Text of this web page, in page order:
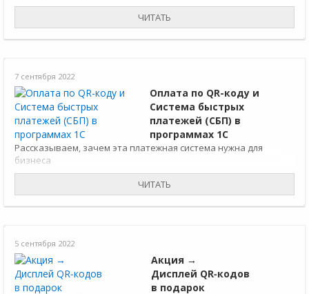
ЧИТАТЬ
7 сентября 2022
Оплата по QR-коду и
Система быстрых
платежей (СБП) в
программах 1С
Рассказываем, зачем эта платежная система нужна для
бизнеса
ЧИТАТЬ
5 сентября 2022
Акция →
Дисплей QR‑кодов
в подарок